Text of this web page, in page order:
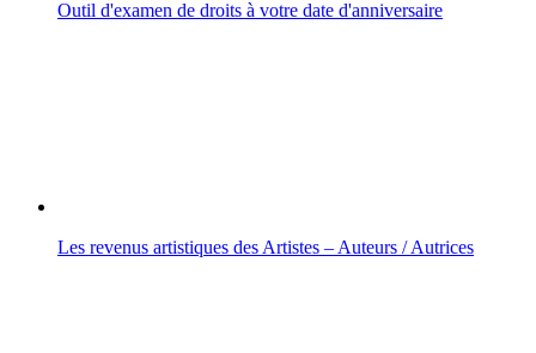
Outil d'examen de droits à votre date d'anniversaire
Les revenus artistiques des Artistes – Auteurs / Autrices